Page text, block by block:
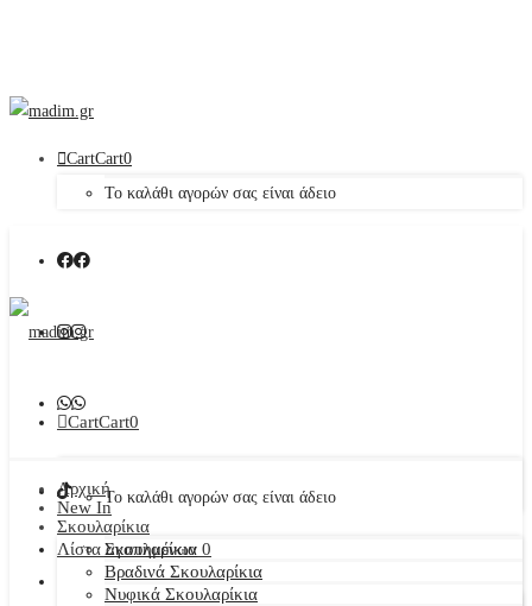
CartCart0
Το καλάθι αγορών σας είναι άδειο
CartCart0
Το καλάθι αγορών σας είναι άδειο
Λίστα αγαπημένων 0
Αρχική
New In
Σκουλαρίκια
Σκουλαρίκια
Βραδινά Σκουλαρίκια
Νυφικά Σκουλαρίκια